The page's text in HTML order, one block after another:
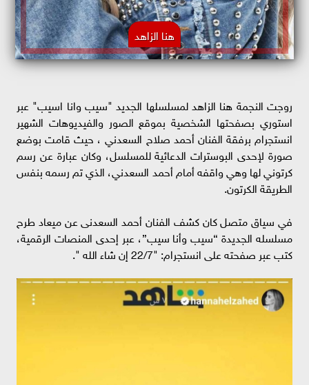
هنا الزاهد
روجت النجمة هنا الزاهد لمسلسلها الجديد "سيب وانا اسيب" عبر
استوري بصفحتها الشخصية بموقع الصور والفيديوهات الشهير
انستجرام برفقة الفنان أحمد صلاح السعدني ، حيث قامت بوضع
صورة لإحدى البوسترات الدعائية للمسلسل، وكان عبارة عن رسم
كرتوني لها وهي واقفه أمام أحمد السعدني، الذي تم رسمه بنفس
الطريقة الكرتون.
في سياق متصل كان كشف الفنان أحمد السعدنى عن ميعاد طرح
مسلسله الجديدة “سيب وأنا سيب”، عبر إحدى المنصات الرقمية،
كتب عبر صفحته على انستجرام: "22/7 إن شاء الله ".